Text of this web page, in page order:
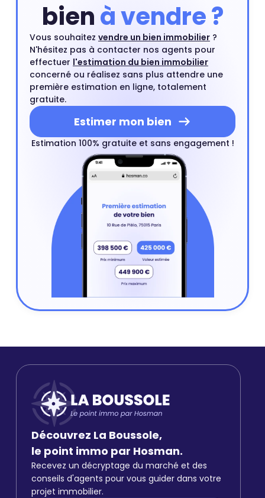
bienà vendre ?
Vous souhaitez vendre un bien immobilier ?
N'hésitez pas à contacter nos agents pour
effectuer l'estimation du bien immobilier
concerné ou réalisez sans plus attendre une
première estimation en ligne, totalement
gratuite.
Estimer mon bien
Estimation 100% gratuite et sans engagement !
Découvrez La Boussole,
le point immo par Hosman.
Recevez un décryptage du marché et des
conseils d'agents pour vous guider dans votre
projet immobilier.